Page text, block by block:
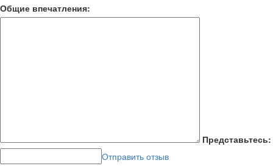
Общие впечатления:
Представьтесь:
Отправить отзыв